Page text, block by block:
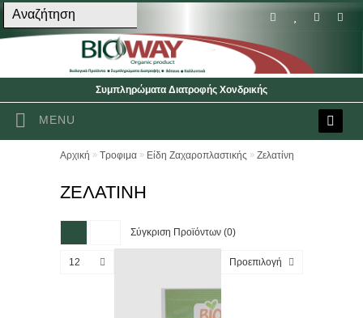
Συμπληρώματα Διατροφής Χονδρικής
MENU
Αρχική » Τροφιμα » Είδη Ζαχαροπλαστικής » Ζελατίνη
ΖΕΛΑΤΊΝΗ
Σύγκριση Προϊόντων (0)
Προεπιλογή
12